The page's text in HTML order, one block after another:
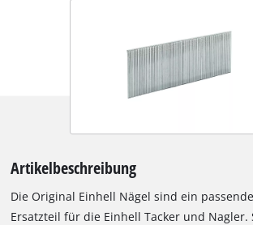
Artikelbeschreibung
Die Original Einhell Nägel sind ein
Ersatzteil für die Einhell Tacker und Nagler.